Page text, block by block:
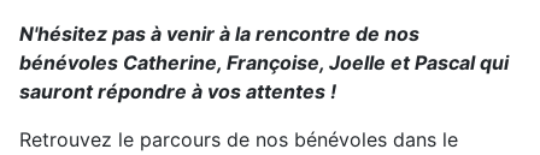
N'hésitez pas à venir à la rencontre de nos
bénévoles Catherine, Françoise, Joelle et Pascal qui
sauront répondre à vos attentes !
Retrouvez le parcours de nos bénévoles dans le